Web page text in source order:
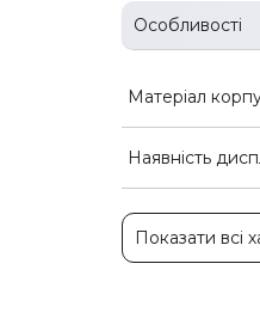
Особливості
Матеріал
Наявність
Показати всі